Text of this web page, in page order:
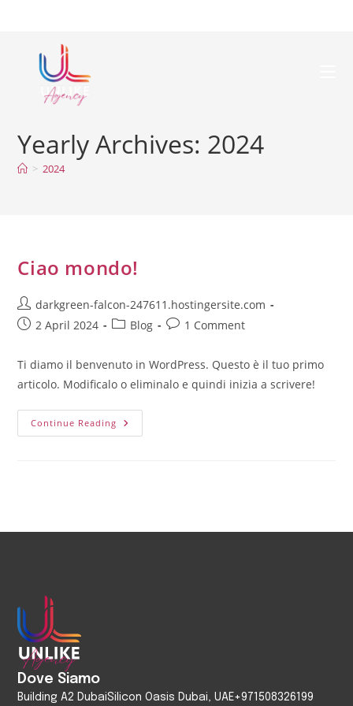
Yearly Archives: 2024
> 2024
Ciao mondo!
darkgreen-falcon-247611.hostingersite.com
2 April 2024
Blog 1 Comment
Ti diamo il benvenuto in WordPress. Questo è il tuo primo
articolo. Modificalo o eliminalo e quindi inizia a scrivere!
Continue Reading
Dove Siamo
Building A2 DubaiSilicon Oasis Dubai, UAE+971508326199